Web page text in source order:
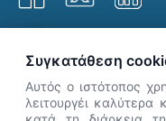
Συγκατάθεση
Αυτός ο ιστότοπος
λειτουργέι καλύτερα